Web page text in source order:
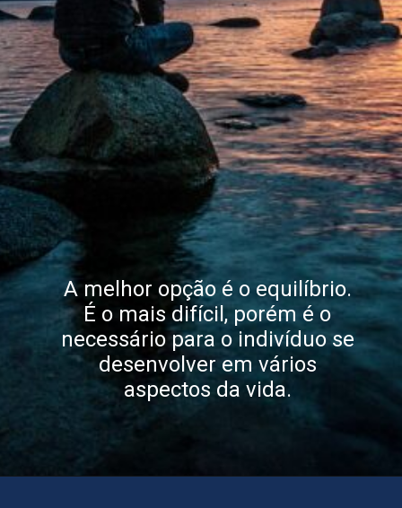
A melhor opção é o equilíbrio.
É o mais difícil, porém é o
necessário para o indivíduo se
desenvolver em vários
aspectos da vida.